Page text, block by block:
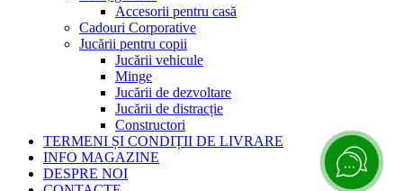
Accesorii pentru casă
Cadouri Corporative
Jucării pentru copii
Jucării vehicule
Minge
Jucării de dezvoltare
Jucării de distracție
Constructori
TERMENI ȘI CONDIȚII DE LIVRARE
INFO MAGAZINE
DESPRE NOI